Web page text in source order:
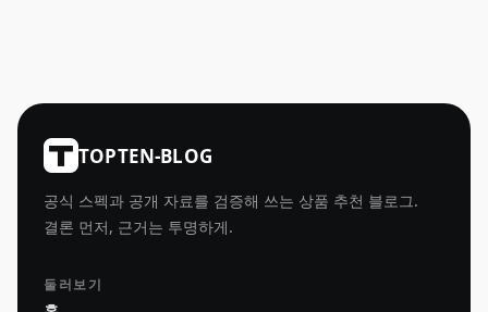
TOPTEN-BLOG
공식 스펙과 공개 자료를 검증해 쓰는 상품 추천 블로그.
결론 먼저, 근거는 투명하게.
둘러보기